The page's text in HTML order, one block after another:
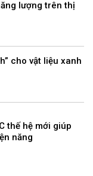
lượng trên thị
cho vật liệu xanh
thế hệ mới giúp
năng